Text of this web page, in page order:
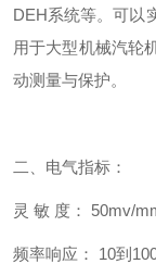
DEH系统等。可以
用于大型机械汽轮
动测量与保护。
二、电气指标：
灵 敏 度：
频率响应： 10到